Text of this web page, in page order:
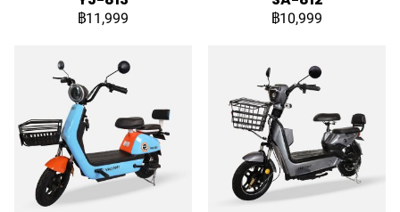
฿11,999 ฿10,999